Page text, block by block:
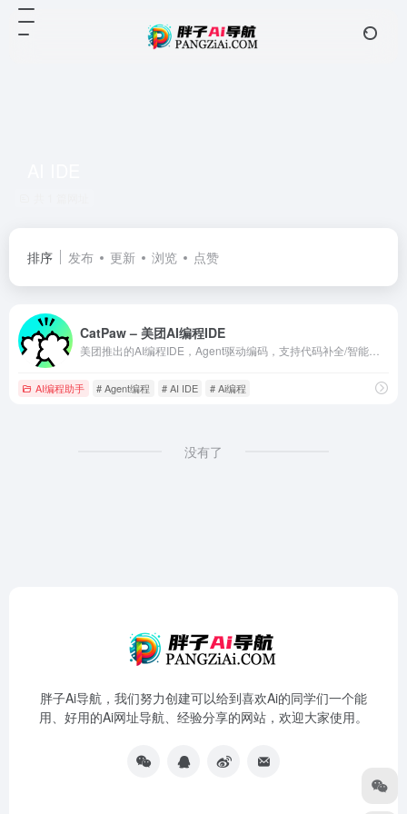
排序 发布 更新 浏览 点赞
CatPaw – 美团AI编程IDE
AI编程助手 # Agent编程 # AI IDE # Ai编程
没有了
胖子Ai导航，我们努力创建可以给到喜欢Ai的同学们一个能
用、好用的Ai网址导航、经验分享的网站，欢迎大家使用。